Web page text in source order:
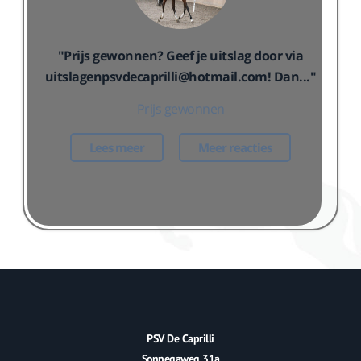
"Prijs gewonnen? Geef je uitslag door via
uitslagenpsvdecaprilli@hotmail.com! Dan..."
Prijs gewonnen
Lees meer Meer reacties
PSV De Caprilli